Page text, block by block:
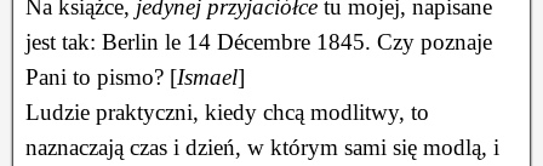
Na książce, jedynej przyjaciółce tu mojej, napisane
jest tak: Berlin le 14 Décembre 1845. Czy poznaje
Pani to pismo? [Ismael]
Ludzie praktyczni, kiedy chcą modlitwy, to
naznaczają czas i dzień, w którym sami się modlą, i